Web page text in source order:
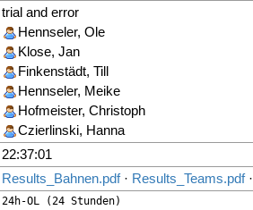
trial and error
Hennseler, Ole
Klose, Jan
Finkenstädt, Till
Hennseler, Meike
Hofmeister, Christoph
Czierlinski, Hanna
22:37:01
Results_Bahnen.pdf· Results_Teams.pdf·
24h-OL (24 Stunden)